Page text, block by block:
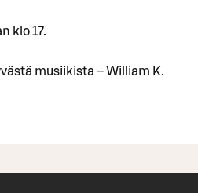
klo 17.
musiikista – William K.